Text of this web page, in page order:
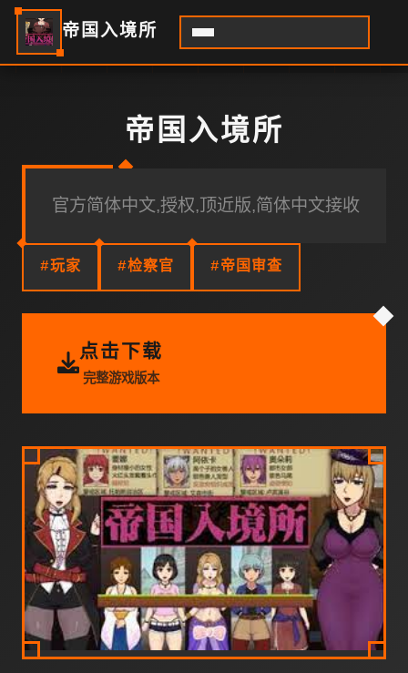
帝国入境所
帝国入境所
官方简体中文,授权,顶近版,简体中文接收
#玩家 #检察官 #帝国审查
点击下载
完整游戏版本